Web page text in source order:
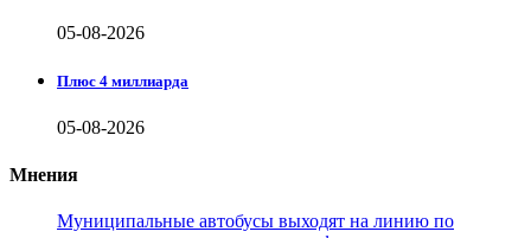
05-08-2026
Плюс 4 миллиарда
05-08-2026
Мнения
Муниципальные автобусы выходят на линию по